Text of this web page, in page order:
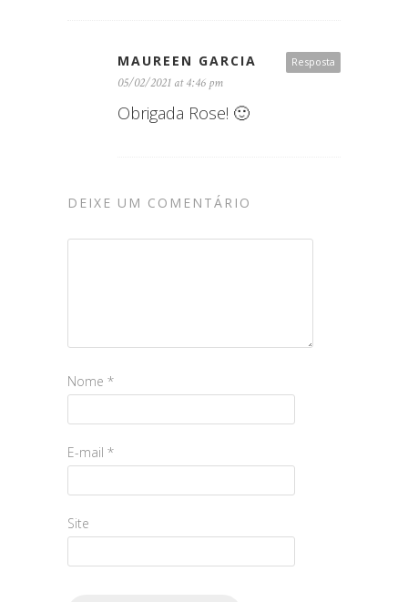
Resposta
MAUREEN GARCIA
05/02/2021 at 4:46 pm
Obrigada Rose! 🙂
DEIXE UM COMENTÁRIO
Nome *
E-mail *
Site